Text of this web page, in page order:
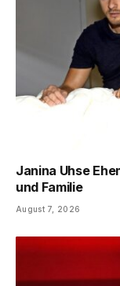
Janina Uhse
und Familie
August 7, 2026